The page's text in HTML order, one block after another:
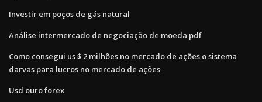
Investir em poços de gás natural
Análise intermercado de negociação de moeda pdf
Como consegui us $ 2 milhões no mercado de ações o sistema
darvas para lucros no mercado de ações
Usd ouro forex